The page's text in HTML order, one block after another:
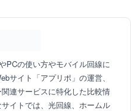
PCの使い方やモバイル回線に
サイト「アプリポ」の運営、
連サービスに特化した比較情
イトでは、光回線、ホームル